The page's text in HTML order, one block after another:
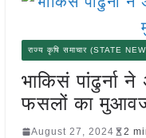
राज्य कृषि समाचार (STATE
भाकिसं पांढुर्ना
फसलों का
August 27, 2024 2